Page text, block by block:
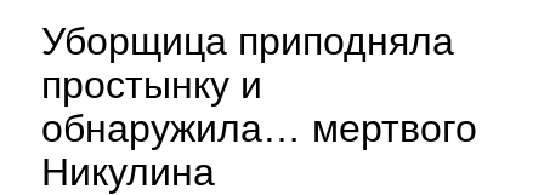
Уборщица приподняла
простынку и
обнаружила… мертвого
Никулина